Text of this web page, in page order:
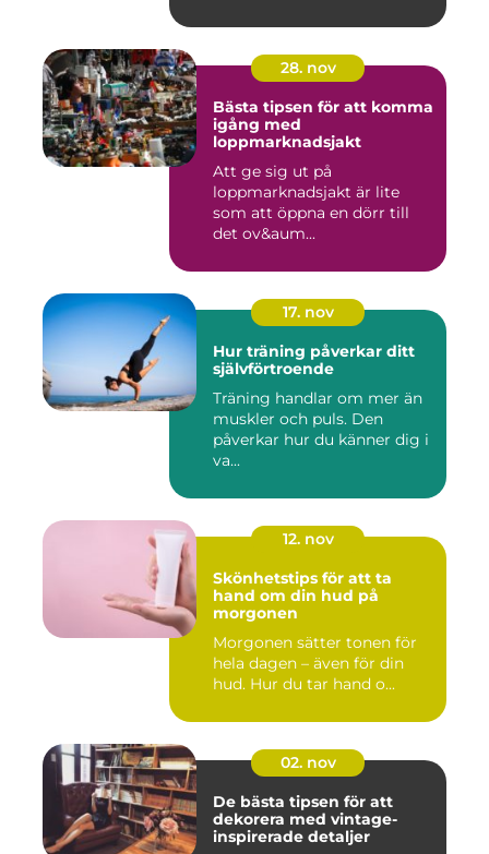
28. nov
Bästa tipsen för att komma
igång med
loppmarknadsjakt
Att ge sig ut på
loppmarknadsjakt är lite
som att öppna en dörr till
det ov&aum...
17. nov
Hur träning påverkar ditt
självförtroende
Träning handlar om mer än
muskler och puls. Den
påverkar hur du känner dig i
va...
12. nov
Skönhetstips för att ta
hand om din hud på
morgonen
Morgonen sätter tonen för
hela dagen – även för din
hud. Hur du tar hand o...
02. nov
De bästa tipsen för att
dekorera med vintage-
inspirerade detaljer